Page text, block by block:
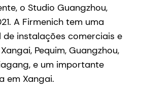
o Studio Guangzhou,
A Firmenich tem uma
de instalações comerciais e
Pequim, Guangzhou,
e um importante
em Xangai.